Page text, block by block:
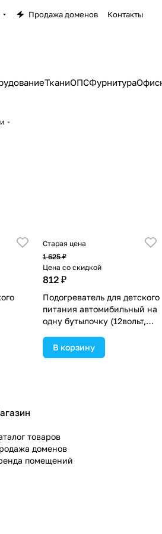
Продажа доменов Контакты
ТканиОПСФурнитура
Старая цена
1 625 ₽
Цена со скидкой
812 ₽
Подогреватель для детского
питания автомибильный на
одну бутылочку (12вольт,
В корзину
товаров
доменов
помещений